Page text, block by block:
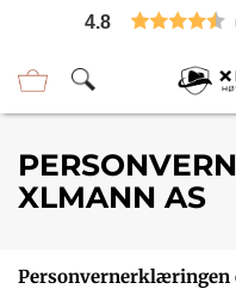
4.8
XLMANN AS
Personvernerklæringen